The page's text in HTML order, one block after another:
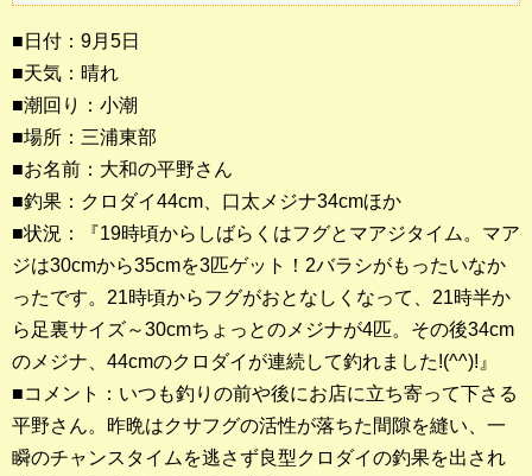
■日付：9月5日
■天気：晴れ
■潮回り：小潮
■場所：三浦東部
■お名前：大和の平野さん
■釣果：クロダイ44cm、口太メジナ34cmほか
■状況：『19時頃からしばらくはフグとマアジタイム。マア
ジは30cmから35cmを3匹ゲット！2バラシがもったいなか
ったです。21時頃からフグがおとなしくなって、21時半か
ら足裏サイズ～30cmちょっとのメジナが4匹。その後34cm
のメジナ、44cmのクロダイが連続して釣れました!(^^)!』
■コメント：いつも釣りの前や後にお店に立ち寄って下さる
平野さん。昨晩はクサフグの活性が落ちた間隙を縫い、一
瞬のチャンスタイムを逃さず良型クロダイの釣果を出され
陸っぱりルアー
船・ボート釣り
その他の釣り
釣果ランキング
2023年 クロダイ部門
2023年 メジナ部門
歴代釣果ランキング
クロダイ部門
メジナ部門
シロギス部門